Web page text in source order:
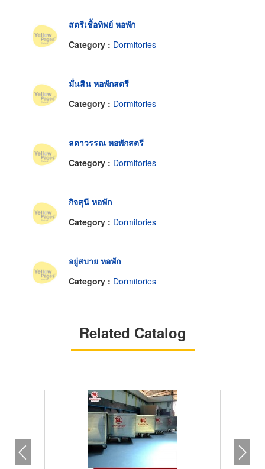
สตรีเชื้อทิพย์ หอพัก
Category : Dormitories
มั่นสิน หอพักสตรี
Category : Dormitories
ลดาวรรณ หอพักสตรี
Category : Dormitories
กิจสุนี หอพัก
Category : Dormitories
อยู่สบาย หอพัก
Category : Dormitories
Related Catalog